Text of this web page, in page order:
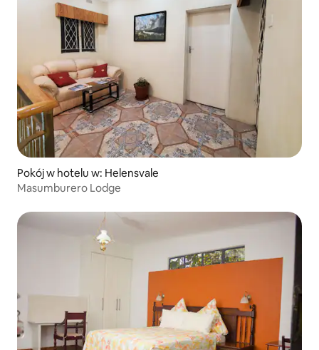
Pokój w hotelu w: Helensvale
Masumburero Lodge